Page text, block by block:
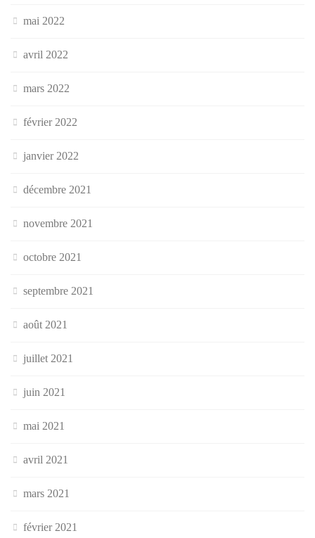
mai 2022
avril 2022
mars 2022
février 2022
janvier 2022
décembre 2021
novembre 2021
octobre 2021
septembre 2021
août 2021
juillet 2021
juin 2021
mai 2021
avril 2021
mars 2021
février 2021